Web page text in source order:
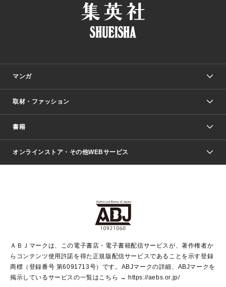
マンガ
少年マンガ
Vジャンプ
ジャンプルーキー！
ジャンプTOON
S-MANGA
週刊ヤングジャンプ
ウルトラジャンプ
少女マンガ
リマコミ＋
マンガMeets
月刊オフィスユー
取材・ファッション
Seventeen
LEE
Marisol
芸能・情報・スポーツ
パラスポ＋！
書籍
文芸・文庫・総合
青春と読書
アジア人物史
集英社新書
集英社新書プラス
よみタイ
ライトノベル・ノベライズ
集英社Webマガジン Cobalt
集英社オレンジ文庫
シフォン文庫
集英社みらい文庫
S-KIDS.LAND
オンラインストア・その他WEBサービス
SHUEISHA MANGA-ART HERITAGE
HAPPY PLUS STORE
shueisha vox
EDITOR'S LAB
ＡＢＪマークは、この電子書店・電子書籍配信サービスが、著作権者か
らコンテンツ使用許諾を得た正規版配信サービスであることを示す登録
商標（登録番号 第6091713号）です。ABJマークの詳細、ABJマークを
掲示しているサービスの一覧はこちら → https://aebs.or.jp/